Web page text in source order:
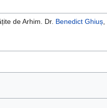
de Arhim. Dr. Benedict Ghiuș,